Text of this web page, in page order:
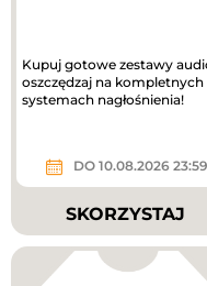
Kupuj gotowe zestawy
oszczędzaj na kompletnych
systemach nagłośnienia!
DO 10.08.2026 23:59
SKORZYSTAJ